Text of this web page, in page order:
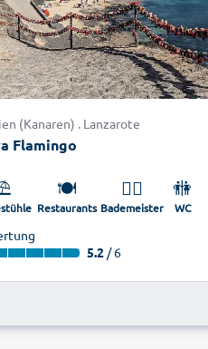
(Kanaren) . Lanzarote
Flamingo
🍽️
Restaurants
🏊‍♂️
Bademeister
🚻
WC
5.2 / 6